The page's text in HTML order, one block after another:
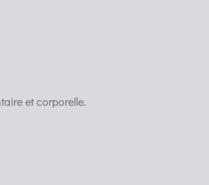
et corporelle.